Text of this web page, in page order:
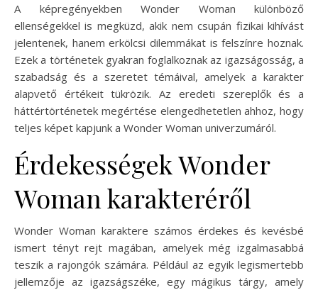
A képregényekben Wonder Woman különböző
ellenségekkel is megküzd, akik nem csupán fizikai kihívást
jelentenek, hanem erkölcsi dilemmákat is felszínre hoznak.
Ezek a történetek gyakran foglalkoznak az igazságosság, a
szabadság és a szeretet témáival, amelyek a karakter
alapvető értékeit tükrözik. Az eredeti szereplők és a
háttértörténetek megértése elengedhetetlen ahhoz, hogy
teljes képet kapjunk a Wonder Woman univerzumáról.
Érdekességek Wonder
Woman karakteréről
Wonder Woman karaktere számos érdekes és kevésbé
ismert tényt rejt magában, amelyek még izgalmasabbá
teszik a rajongók számára. Például az egyik legismertebb
jellemzője az igazságszéke, egy mágikus tárgy, amely